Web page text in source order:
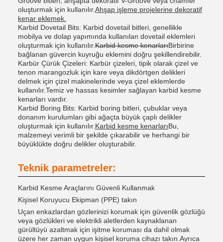
oluşturmak için kullanılır.Ahşap işleme projelerine dekoratif
kenar eklemek.
Karbid Dovetail Bits: Karbid dovetail bitleri, genellikle
mobilya ve dolap yapımında kullanılan dovetail eklemleri
oluşturmak için kullanılır.Karbid kesme kenarlarıBirbirine
bağlanan güvercin kuyruğu eklemini doğru şekillendirebilir.
Karbür Çürük Çizeleri: Karbür çizeleri, tipik olarak çizel ve
tenon marangozluk için kare veya dikdörtgen delikleri
delmek için çizel makinelerinde veya çizel eklemlerde
kullanılır.Temiz ve hassas kesimler sağlayan karbid kesme
kenarları vardır.
Karbid Boring Bits: Karbid boring bitleri, çubuklar veya
donanım kurulumları gibi ağaçta büyük çaplı delikler
oluşturmak için kullanılır. Karbid kesme kenarlarıBu,
malzemeyi verimli bir şekilde çıkarabilir ve herhangi bir
büyüklükte doğru delikler oluşturabilir.
Teknik parametreler:
Karbid Kesme Araçlarını Güvenli Kullanmak
Kişisel Koruyucu Ekipman (PPE) takın
Uçan enkazlardan gözlerinizi korumak için güvenlik gözlüğü
veya gözlükleri ve elektrikli aletlerden kaynaklanan
gürültüyü azaltmak için işitme koruması da dahil olmak
üzere her zaman uygun kişisel koruma cihazı takın.Ayrıca